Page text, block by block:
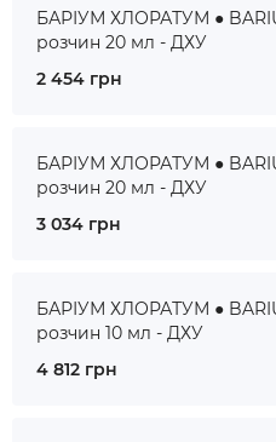
БАРІУМ ХЛОРАТУМ ●
розчин 20 мл - ДХУ
2 454 грн
БАРІУМ ХЛОРАТУМ ●
розчин 20 мл - ДХУ
3 034 грн
БАРІУМ ХЛОРАТУМ ●
розчин 10 мл - ДХУ
4 812 грн